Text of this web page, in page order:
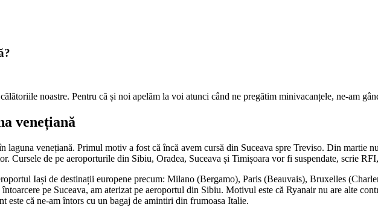
noastre. Pentru că și noi apelăm la voi atunci când ne pregătim minivacanțele, ne-am
venețiană
venețiană. Primul motiv a fost că încă avem cursă din Suceava spre Treviso. Din martie
Cursele de pe aeroporturile din Sibiu, Oradea, Suceava și Timișoara vor fi suspendate, scrie
Iași de destinații europene precum: Milano (Bergamo), Paris (Beauvais), Bruxelles
pe Suceava, am aterizat pe aeroportul din Sibiu. Motivul este că Ryanair nu are alte
este că ne-am întors cu un bagaj de amintiri din frumoasa Italie.